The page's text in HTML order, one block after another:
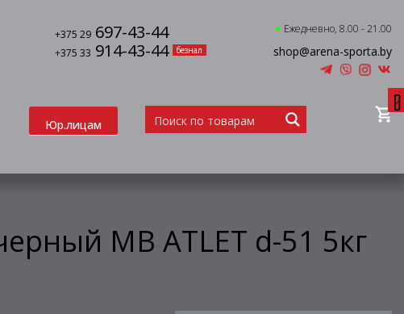
+375 29 697-43-44
+375 33 914-43-44 безнал
Ежедневно, 8.00 - 21.00
shop@arena-sporta.by
Юр.лицам
0
MB ATLET d-51 5кг